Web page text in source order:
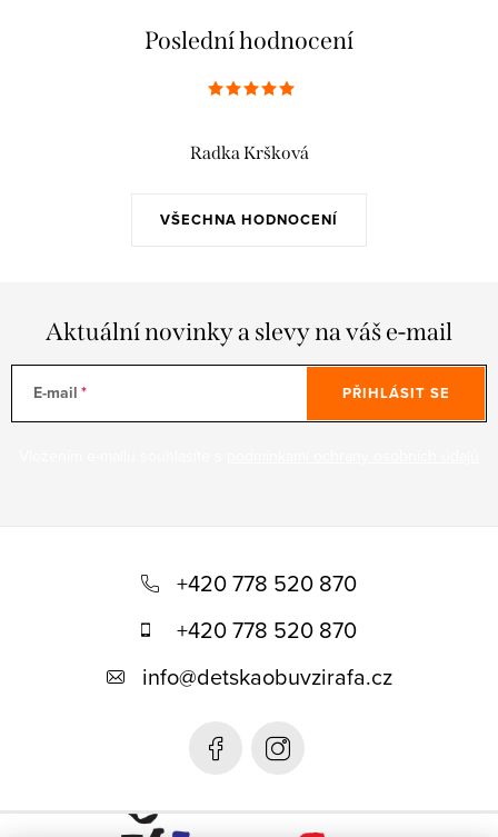
Poslední hodnocení
VŠECHNA HODNOCENÍ
Radka Kršková
Aktuální novinky a slevy na váš e-mail
E-mail PŘIHLÁSIT SE
+420 778 520 870
+420 778 520 870
info@detskaobuvzirafa.cz